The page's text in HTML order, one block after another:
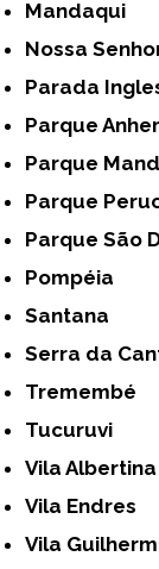
Mandaqui
Nossa
Parada
Parque
Parque
Parque
Parque São
Pompéia
Santana
Serra da
Tremembé
Tucuruvi
Vila Albertina
Vila Endres
Vila